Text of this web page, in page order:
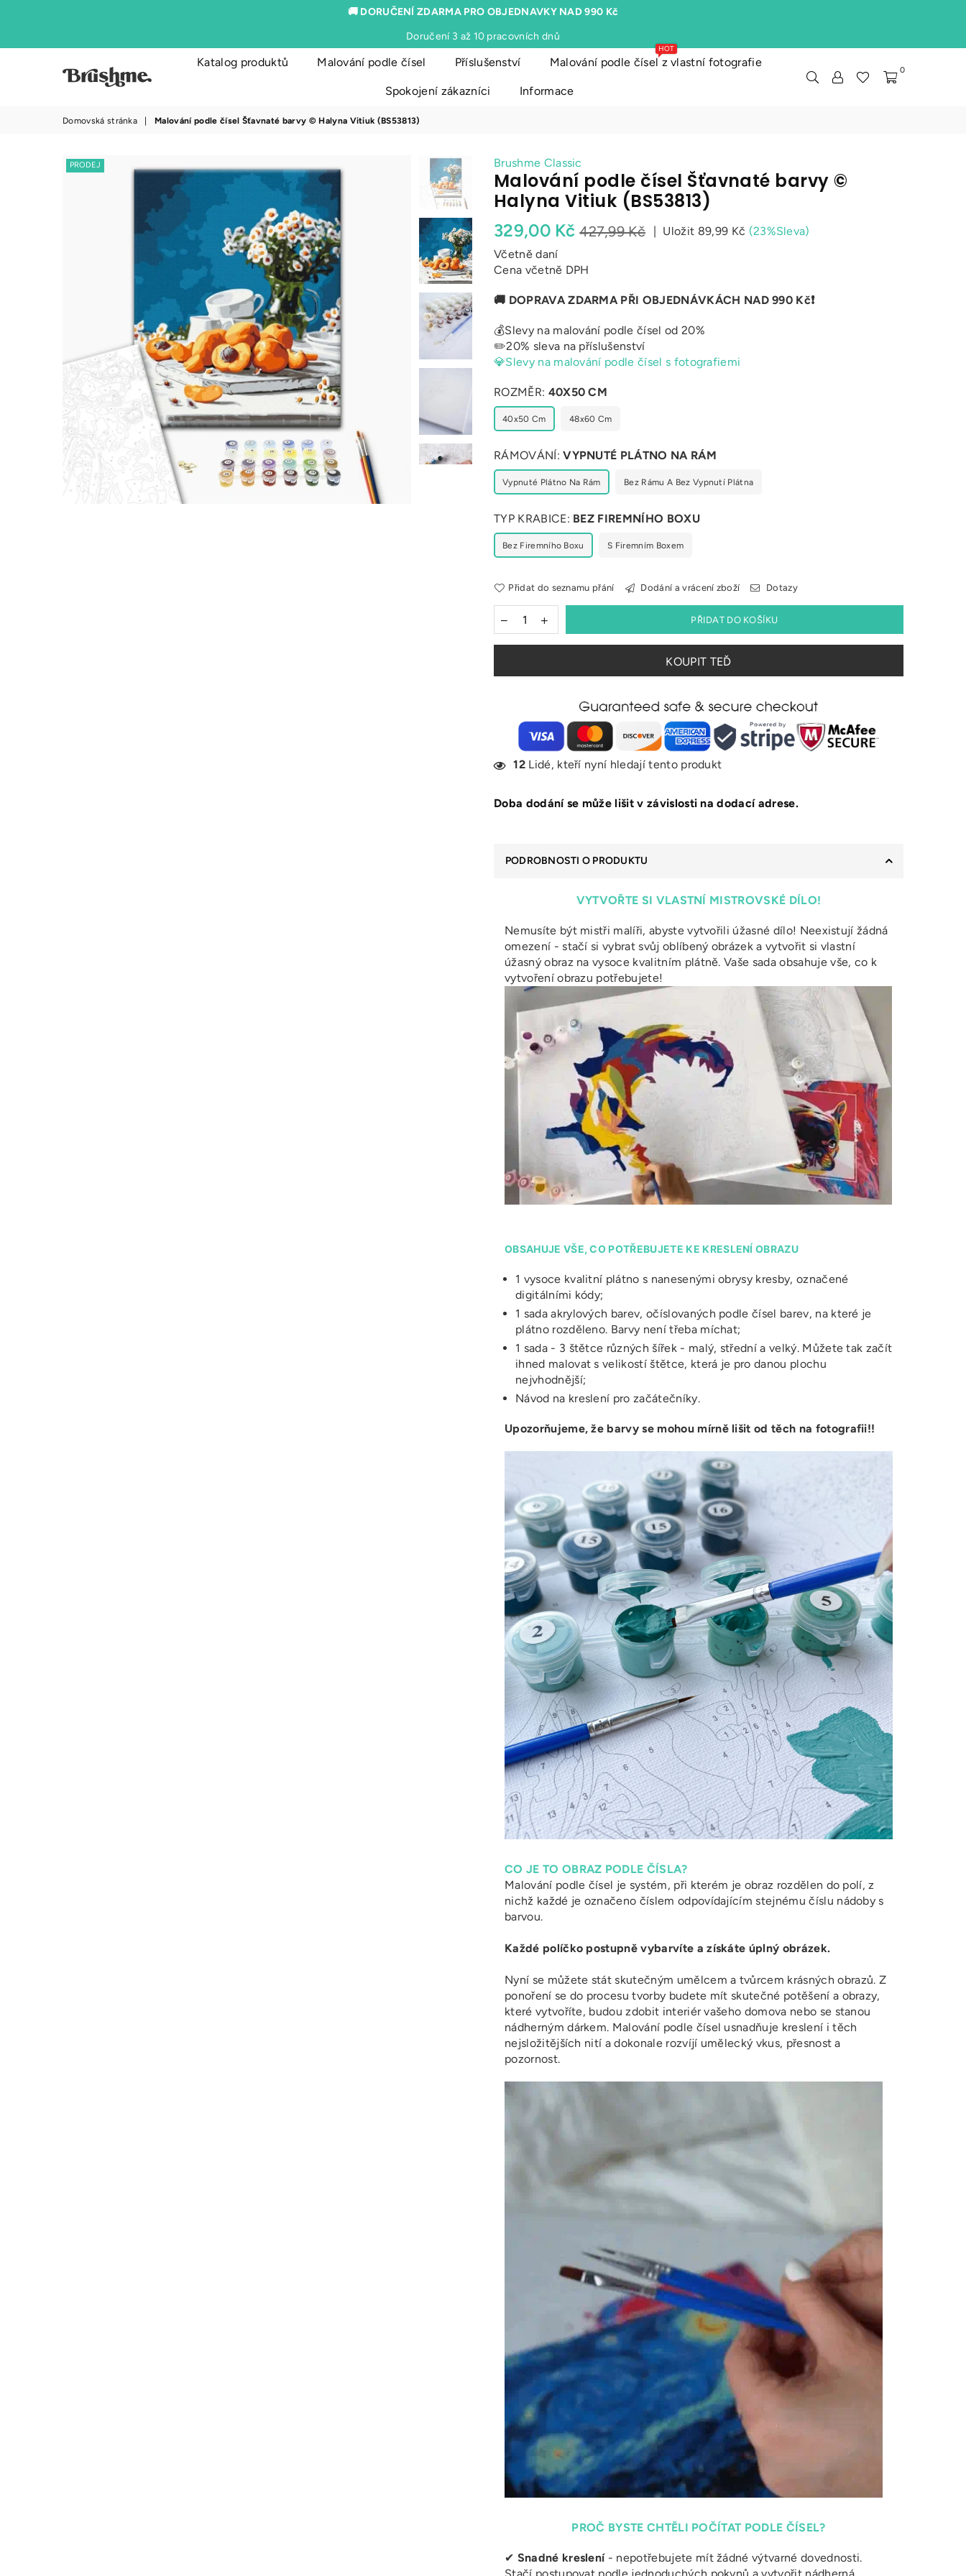
🚚 DORUČENÍ ZDARMA PRO OBJEDNAVKY NAD 990 Kč
Doručení 3 až 10 pracovních dnů
Katalog produktů Malování podle čísel Příslušenství Malování podle čísel z vlastní fotografie
HOT
Spokojení zákazníci Informace
0
Domovská stránka Malování podle čísel Šťavnaté barvy © Halyna Vitiuk (BS53813)
PRODEJ Brushme Classic
Malování podle čísel Šťavnaté barvy ©
Halyna Vitiuk (BS53813)
Běžná
cena
329,00 Kč 427,99 Kč | Uložit 89,99 Kč (23%Sleva)
Včetně daní
Cena včetně DPH
🚚 DOPRAVA ZDARMA PŘI OBJEDNÁVKÁCH NAD 990 Kč❗
💰Slevy na malování podle čísel od 20%
✏️20% sleva na příslušenství
💎Slevy na malování podle čísel s fotografiemi
ROZMĚR: 40X50 CM
40x50 Cm 48x60 Cm
RÁMOVÁNÍ:VYPNUTÉ PLÁTNO NA RÁM
Vypnuté Plátno Na Rám Bez Rámu A Bez Vypnutí Plátna
TYP KRABICE: BEZ FIREMNÍHO BOXU
Bez Firemního Boxu S Firemním Boxem
Přidat do seznamu přání Dodání a vrácení zboží Dotazy
PŘIDAT DO KOŠÍKU
KOUPIT TEĎ
12Lidé, kteří nyní hledají tento produkt
Doba dodání se může lišit v závislosti na dodací adrese.
PODROBNOSTI O PRODUKTU
VYTVOŘTE SI VLASTNÍ MISTROVSKÉ DÍLO!
Nemusíte být mistři malíři, abyste vytvořili úžasné dílo! Neexistují žádná
omezení - stačí si vybrat svůj oblíbený obrázek a vytvořit si vlastní
úžasný obraz na vysoce kvalitním plátně. Vaše sada obsahuje vše, co k
vytvoření obrazu potřebujete!
OBSAHUJE VŠE, CO POTŘEBUJETE KE KRESLENÍ OBRAZU
1 vysoce kvalitní plátno s nanesenými obrysy kresby, označené
digitálními kódy;
1 sada akrylových barev, očíslovaných podle čísel barev, na které je
plátno rozděleno. Barvy není třeba míchat;
1 sada - 3 štětce různých šířek - malý, střední a velký. Můžete tak začít
ihned malovat s velikostí štětce, která je pro danou plochu
nejvhodnější;
Návod na kreslení pro začátečníky.
Upozorňujeme, že barvy se mohou mírně lišit od těch na fotografii!!
CO JE TO OBRAZ PODLE ČÍSLA?
Malování podle čísel je systém, při kterém je obraz rozdělen do polí, z
nichž každé je označeno číslem odpovídajícím stejnému číslu nádoby s
barvou.
Každé políčko postupně vybarvíte a získáte úplný obrázek.
Nyní se můžete stát skutečným umělcem a tvůrcem krásných obrazů. Z
ponoření se do procesu tvorby budete mít skutečné potěšení a obrazy,
které vytvoříte, budou zdobit interiér vašeho domova nebo se stanou
nádherným dárkem. Malování podle čísel usnadňuje kreslení i těch
nejsložitějších nití a dokonale rozvíjí umělecký vkus, přesnost a
pozornost.
PROČ BYSTE CHTĚLI POČÍTAT PODLE ČÍSEL?
✔ Snadné kreslení- nepotřebujete mít žádné výtvarné dovednosti.
Stačí postupovat podle jednoduchých pokynů a vytvořit nádherná